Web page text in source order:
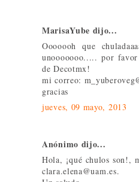
MarisaYube dijo...
Ooooooh que
unooooooo..... por
de Decotmx!
mi correo:
gracias
jueves, 09 mayo, 2013
Anónimo dijo...
Hola, ¡qué chulos son!,
clara.elena@uam.es.